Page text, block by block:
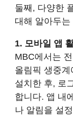
둘째, 다양한
대해 알아두
1. 모바일 앱
MBC에서는
올림픽 생중
설치한 후, 로
합니다. 앱 내
나 알림을 설